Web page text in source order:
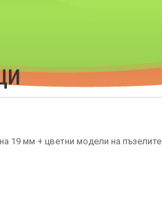
19 мм + цветни модели на пъзелите